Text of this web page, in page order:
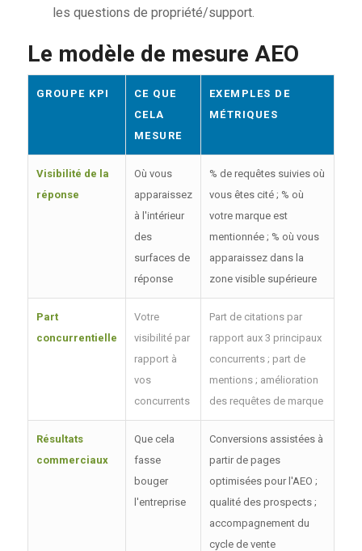
les questions de propriété/support.
Le modèle de mesure AEO
GROUPE KPI
CE QUE
CELA
MESURE
EXEMPLES DE
MÉTRIQUES
Visibilité de la
réponse
Où vous
apparaissez
à l'intérieur
des
surfaces de
réponse
% de requêtes suivies où
vous êtes cité ; % où
votre marque est
mentionnée ; % où vous
apparaissez dans la
zone visible supérieure
Part
concurrentielle
Votre
visibilité par
rapport à
vos
concurrents
Part de citations par
rapport aux 3 principaux
concurrents ; part de
mentions ; amélioration
des requêtes de marque
Résultats
commerciaux
Que cela
fasse
bouger
l'entreprise
Conversions assistées à
partir de pages
optimisées pour l'AEO ;
qualité des prospects ;
accompagnement du
cycle de vente